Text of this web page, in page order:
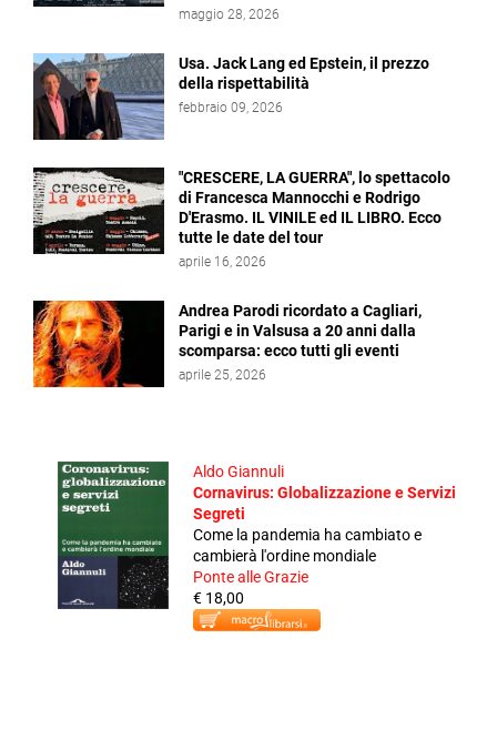
maggio 28, 2026
Usa. Jack Lang ed Epstein, il prezzo
della rispettabilità
febbraio 09, 2026
"CRESCERE, LA GUERRA", lo spettacolo
di Francesca Mannocchi e Rodrigo
D'Erasmo. IL VINILE ed IL LIBRO. Ecco
tutte le date del tour
aprile 16, 2026
Andrea Parodi ricordato a Cagliari,
Parigi e in Valsusa a 20 anni dalla
scomparsa: ecco tutti gli eventi
aprile 25, 2026
Aldo Giannuli
Cornavirus: Globalizzazione e Servizi
Segreti
Come la pandemia ha cambiato e
cambierà l'ordine mondiale
Ponte alle Grazie
€ 18,00